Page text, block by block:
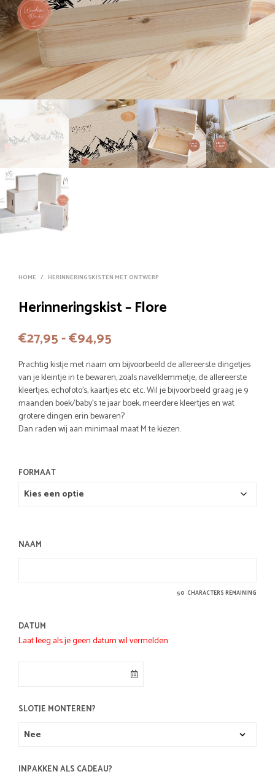
HOME / HERINNERINGSKISTEN MET ONTWERP
Herinneringskist – Flore
€27,95-€94,95
€27,95
tot
€94,95
Prachtig kistje met naam om bijvoorbeeld de allereerste dingetjes
van je kleintje in te bewaren, zoals navelklemmetje, de allereerste
kleertjes, echofoto’s, kaartjes etc etc. Wil je bijvoorbeeld graag je 9
maanden boek/baby’s 1e jaar boek, meerdere kleertjes en wat
grotere dingen erin bewaren?
Dan raden wij aan minimaal maat M te kiezen.
FORMAAT
NAAM
50 CHARACTERS REMAINING
DATUM
Laat leeg als je geen datum wil vermelden
SLOTJE MONTEREN?
INPAKKEN ALS CADEAU?